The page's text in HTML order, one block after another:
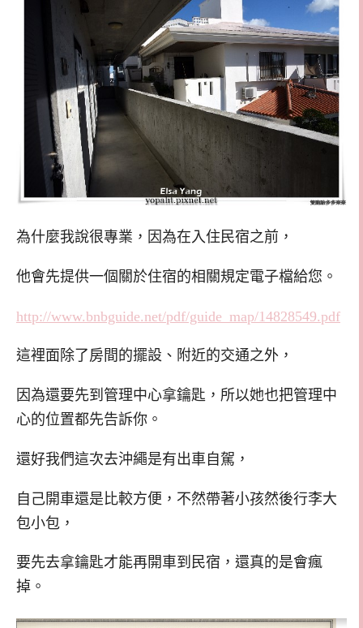
為什麼我說很專業，因為在入住民宿之前，
他會先提供一個關於住宿的相關規定電子檔給您。
http://www.bnbguide.net/pdf/guide_map/14828549.pdf
這裡面除了房間的擺設、附近的交通之外，
因為還要先到管理中心拿鑰匙，所以她也把管理中
心的位置都先告訴你。
還好我們這次去沖繩是有出車自駕，
自己開車還是比較方便，不然帶著小孩然後行李大
包小包，
要先去拿鑰匙才能再開車到民宿，還真的是會瘋
掉。